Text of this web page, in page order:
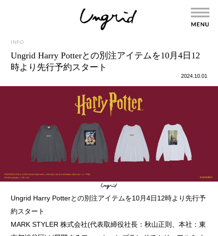
INFO
Ungrid Harry Potterとの別注アイテムを10月4日12
時より先行予約スタート
2024.10.01
Ungrid Harry Potterとの別注アイテムを10月4日12時より先行予
約スタート
MARK STYLER 株式会社(代表取締役社長：秋山正則、本社：東